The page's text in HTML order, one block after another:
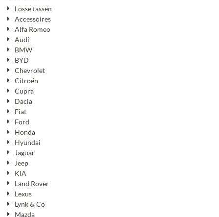
Losse tassen
Accessoires
Alfa Romeo
Audi
BMW
BYD
Chevrolet
Citroën
Cupra
Dacia
Fiat
Ford
Honda
Hyundai
Jaguar
Jeep
KIA
Land Rover
Lexus
Lynk & Co
Mazda